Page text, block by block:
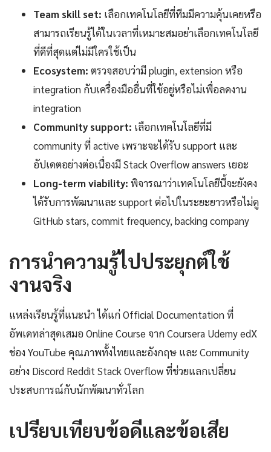
Team skill set: เลือกเทคโนโลยีที่ทีมมีความคุ้นเคยหรือ
สามารถเรียนรู้ได้ในเวลาที่เหมาะสมอย่าเลือกเทคโนโลยี
ที่ดีที่สุดแต่ไม่มีใครใช้เป็น
Ecosystem: ตรวจสอบว่ามี plugin, extension หรือ
integration กับเครื่องมืออื่นที่ใช้อยู่หรือไม่เพื่อลดงาน
integration
Community support: เลือกเทคโนโลยีที่มี
community ที่ active เพราะจะได้รับ support และ
อัปเดตอย่างต่อเนื่องมี Stack Overflow answers เยอะ
Long-term viability: พิจารณาว่าเทคโนโลยีนี้จะยังคง
ได้รับการพัฒนาและ support ต่อไปในระยะยาวหรือไม่ดู
GitHub stars, commit frequency, backing company
การนำความรู้ไปประยุกต์ใช้
งานจริง
แหล่งเรียนรู้ที่แนะนำ ได้แก่ Official Documentation ที่
อัพเดทล่าสุดเสมอ Online Course จาก Coursera Udemy edX
ช่อง YouTube คุณภาพทั้งไทยและอังกฤษ และ Community
อย่าง Discord Reddit Stack Overflow ที่ช่วยแลกเปลี่ยน
ประสบการณ์กับนักพัฒนาทั่วโลก
เปรียบเทียบข้อดีและข้อเสีย